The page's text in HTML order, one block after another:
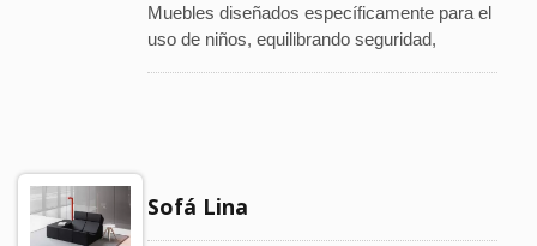
Muebles diseñados específicamente para el
uso de niños, equilibrando seguridad,
Sofá Lina